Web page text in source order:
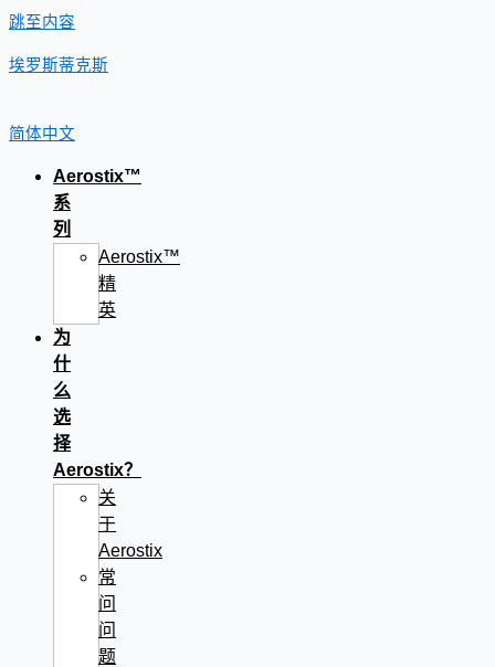
跳至内容
埃罗斯蒂克斯
简体中文
Aerostix™
系
列
Aerostix™
精
英
为
什
么
选
择
Aerostix？
关
于
Aerostix
常
问
问
题